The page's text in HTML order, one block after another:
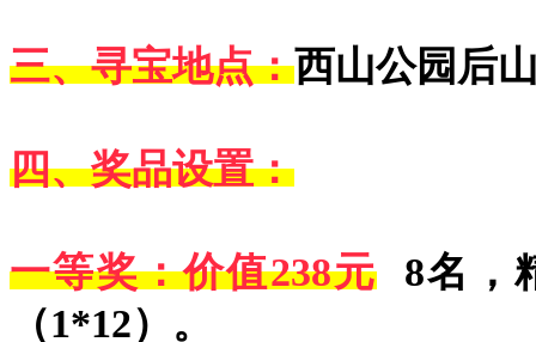
三、寻宝地点：西山公园后
四、奖品设置：
一等奖：价值238元
8名，
（1*12）。